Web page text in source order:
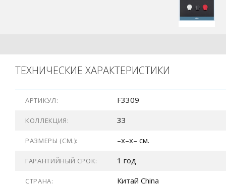
ТЕХНИЧЕСКИЕ ХАРАКТЕРИСТИКИ
АРТИКУЛ: F3309
КОЛЛЕКЦИЯ: 33
РАЗМЕРЫ (СМ.): –x–x– см.
ГАРАНТИЙНЫЙ СРОК: 1 год
СТРАНА: Китай China